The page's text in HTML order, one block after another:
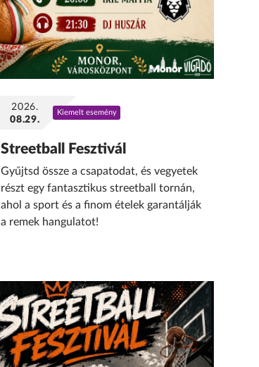
2026.
08.29.
Kiemelt esemény
Streetball Fesztivál
Gyűjtsd össze a csapatodat, és vegyetek
részt egy fantasztikus streetball tornán,
ahol a sport és a finom ételek garantálják
a remek hangulatot!